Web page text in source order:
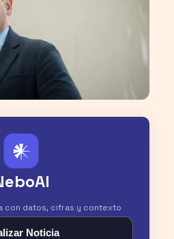
𒀭
con datos, cifras y contexto
Noticia